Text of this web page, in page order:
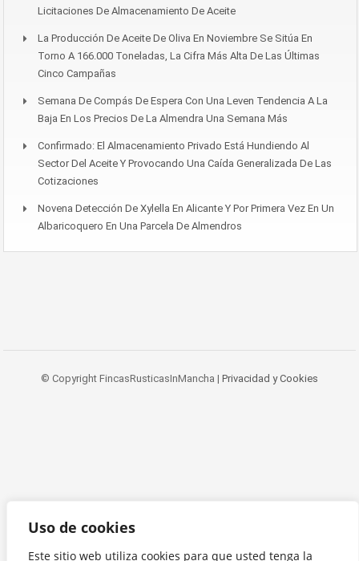
Uso de cookies
Este sitio web utiliza cookies para que usted tenga la
Licitaciones De Almacenamiento De Aceite
La Producción De Aceite De Oliva En Noviembre Se Sitúa En
Torno A 166.000 Toneladas, La Cifra Más Alta De Las Últimas
Cinco Campañas
Semana De Compás De Espera Con Una Leven Tendencia A La
Baja En Los Precios De La Almendra Una Semana Más
Confirmado: El Almacenamiento Privado Está Hundiendo Al
Sector Del Aceite Y Provocando Una Caída Generalizada De Las
Cotizaciones
Novena Detección De Xylella En Alicante Y Por Primera Vez En Un
Albaricoquero En Una Parcela De Almendros
© Copyright FincasRusticasInMancha | Privacidad y Cookies